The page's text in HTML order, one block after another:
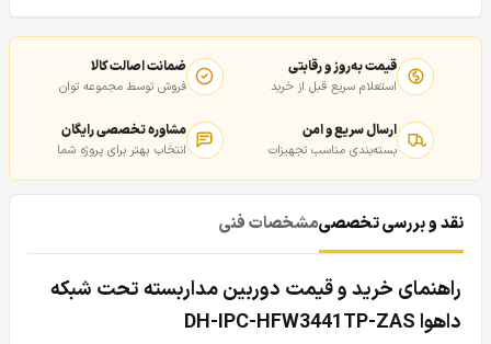
قیمت به‌روز و رقابتی
استعلام سریع قبل از خرید
ضمانت اصالت کالا
فروش توسط مجموعه توان
ارسال سریع و امن
بسته‌بندی مناسب تجهیزات
مشاوره تخصصی رایگان
انتخاب بهتر برای پروژه شما
نقد و بررسی تخصصیمشخصات فنی
راهنمای خرید و قیمت دوربین مداربسته تحت شبکه
داهوا DH-IPC-HFW3441TP-ZAS